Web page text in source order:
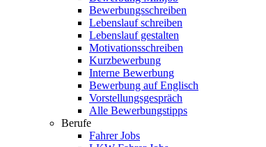
Bewerbungsschreiben
Lebenslauf schreiben
Lebenslauf gestalten
Motivationsschreiben
Kurzbewerbung
Interne Bewerbung
Bewerbung auf Englisch
Vorstellungsgespräch
Alle Bewerbungstipps
Berufe
Fahrer Jobs